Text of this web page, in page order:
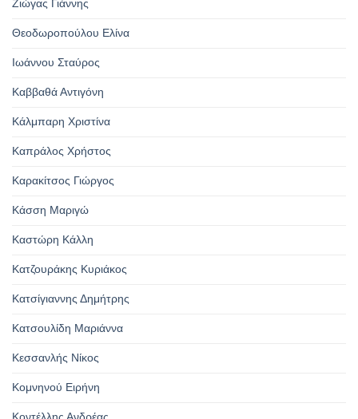
Ζιώγας Γιάννης
Θεοδωροπούλου Ελίνα
Ιωάννου Σταύρος
Καββαθά Αντιγόνη
Κάλμπαρη Χριστίνα
Καπράλος Χρήστος
Καρακίτσος Γιώργος
Κάσση Μαριγώ
Καστώρη Κάλλη
Κατζουράκης Κυριάκος
Κατσίγιαννης Δημήτρης
Κατσουλίδη Μαριάννα
Κεσσανλής Νίκος
Κομνηνού Ειρήνη